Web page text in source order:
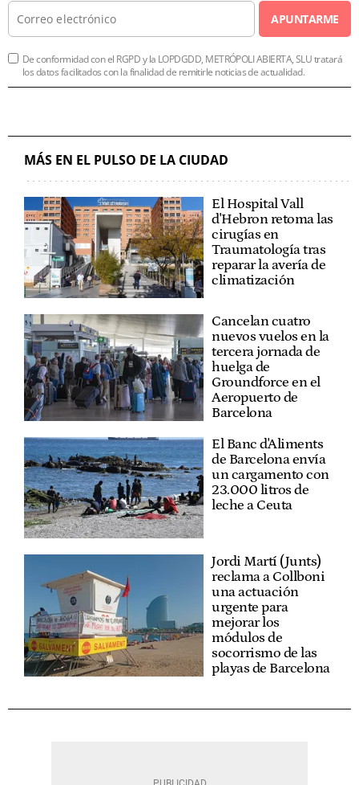
APUNTARME
De conformidad con el RGPD y la LOPDGDD, METRÓPOLI ABIERTA, SLU tratará
los datos facilitados con la finalidad de remitirle noticias de actualidad.
MÁS EN EL PULSO DE LA CIUDAD
El Hospital Vall
d'Hebron retoma las
cirugías en
Traumatología tras
reparar la avería de
climatización
Cancelan cuatro
nuevos vuelos en la
tercera jornada de
huelga de
Groundforce en el
Aeropuerto de
Barcelona
El Banc d'Aliments
de Barcelona envía
un cargamento con
23.000 litros de
leche a Ceuta
Jordi Martí (Junts)
reclama a Collboni
una actuación
urgente para
mejorar los
módulos de
socorrismo de las
playas de Barcelona